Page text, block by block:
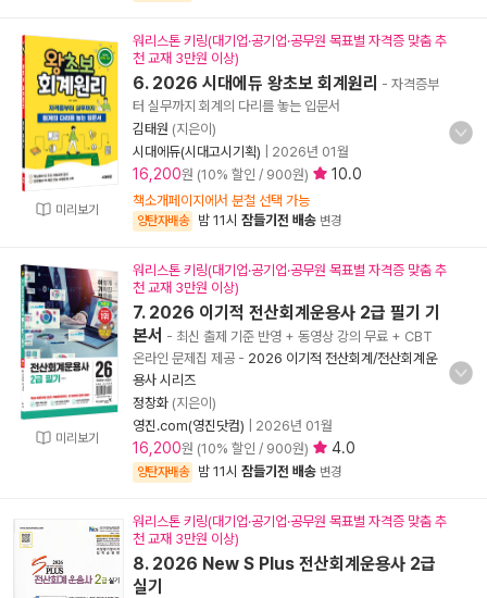
미리보기
워리스톤 키링(대기업·공기업·공무원 목표별 자격증 맞춤 추
천 교재 3만원 이상)
6. 2026 시대에듀 왕초보 회계원리 - 자격증부
터 실무까지 회계의 다리를 놓는 입문서
김태원 (지은이)
시대에듀(시대고시기획)
2026년 01월
16,200원 (10% 할인 / 900원) 10.0
책소개페이지에서 분철 선택 가능
양탄자배송 밤 11시 잠들기전 배송 변경
미리보기
워리스톤 키링(대기업·공기업·공무원 목표별 자격증 맞춤 추
천 교재 3만원 이상)
7. 2026 이기적 전산회계운용사 2급 필기 기
본서 - 최신 출제 기준 반영 + 동영상 강의 무료 + CBT
온라인 문제집 제공 - 2026 이기적 전산회계/전산회계운
용사 시리즈
정창화 (지은이)
영진.com(영진닷컴)
2026년 01월
16,200원 (10% 할인 / 900원) 4.0
양탄자배송 밤 11시 잠들기전 배송 변경
워리스톤 키링(대기업·공기업·공무원 목표별 자격증 맞춤 추
천 교재 3만원 이상)
8. 2026 New S Plus 전산회계운용사 2급
실기